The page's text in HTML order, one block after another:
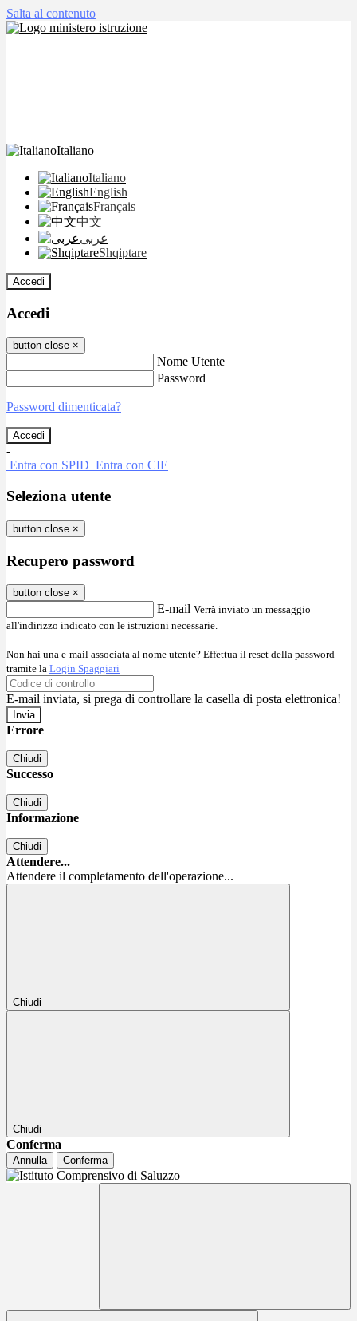
Salta al contenuto
Italiano
Italiano
English
Français
中文
عربى
Shqiptare
Accedi
Accedi
button close ×
Nome Utente
Password
Password dimenticata?
-
Entra con SPID Entra con CIE
Seleziona utente
button close ×
Recupero password
button close ×
E-mail Verrà inviato un messaggio
all'indirizzo indicato con le istruzioni necessarie.
Non hai una e-mail associata al nome utente? Effettua il reset della password
tramite la Login Spaggiari
E-mail inviata, si prega di controllare la casella di posta elettronica!
Errore
Chiudi
Successo
Chiudi
Informazione
Chiudi
Attendere...
Attendere il completamento dell'operazione...
Chiudi
Chiudi
Conferma
Annulla Conferma